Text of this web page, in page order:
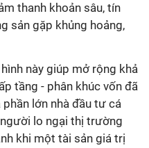
thanh khoản sâu, tín
sản gặp khủng hoảng,
này giúp mở rộng khả
tầng - phân khúc vốn đã
lớn nhà đầu tư cá
lo ngại thị trường
khi một tài sản giá trị